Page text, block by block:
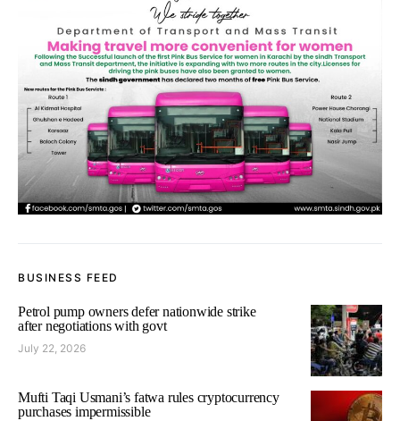
BUSINESS FEED
Petrol pump owners defer nationwide strike
after negotiations with govt
July 22, 2026
Mufti Taqi Usmani’s fatwa rules cryptocurrency
purchases impermissible